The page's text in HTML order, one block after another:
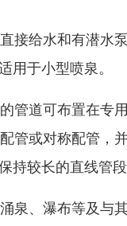
接给水和有潜水
用于小型喷泉。
管道可布置在专
管或对称配管，
持较长的直线管段
泉、瀑布等及与